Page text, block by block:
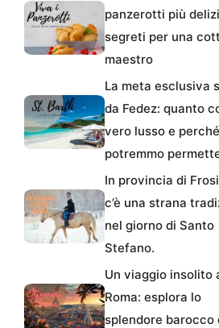
panzerotti più
segreti per una
maestro
La meta esclusiva
da Fedez: quanto
vero lusso e
potremmo
In provincia di
c’è una strana
nel giorno di Santo
Stefano.
Un viaggio insolito
Roma: esplora lo
splendore barocco